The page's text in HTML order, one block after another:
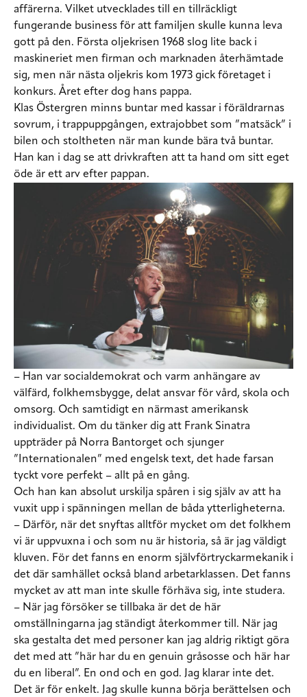
affärerna. Vilket utvecklades till en tillräckligt
fungerande business för att familjen skulle kunna leva
gott på den. Första oljekrisen 1968 slog lite back i
maskineriet men firman och marknaden återhämtade
sig, men när nästa oljekris kom 1973 gick företaget i
konkurs. Året efter dog hans pappa.
Klas Östergren minns buntar med kassar i föräldrarnas
sovrum, i trappuppgången, extrajobbet som ”matsäck” i
bilen och stoltheten när man kunde bära två buntar.
Han kan i dag se att drivkraften att ta hand om sitt eget
öde är ett arv efter pappan.
– Han var socialdemokrat och varm anhängare av
välfärd, folkhemsbygge, delat ansvar för vård, skola och
omsorg. Och samtidigt en närmast amerikansk
individualist. Om du tänker dig att Frank Sinatra
uppträder på Norra Bantorget och sjunger
”Internationalen” med engelsk text, det hade farsan
tyckt vore perfekt – allt på en gång.
Och han kan absolut urskilja spåren i sig själv av att ha
vuxit upp i spänningen mellan de båda ytterligheterna.
– Därför, när det snyftas alltför mycket om det folkhem
vi är uppvuxna i och som nu är historia, så är jag väldigt
kluven. För det fanns en enorm självförtryckarmekanik i
det där samhället också bland arbetarklassen. Det fanns
mycket av att man inte skulle förhäva sig, inte studera.
– När jag försöker se tillbaka är det de här
omställningarna jag ständigt återkommer till. När jag
ska gestalta det med personer kan jag aldrig riktigt göra
det med att ”här har du en genuin gråsosse och här har
du en liberal”. En ond och en god. Jag klarar inte det.
Det är för enkelt. Jag skulle kunna börja berättelsen och